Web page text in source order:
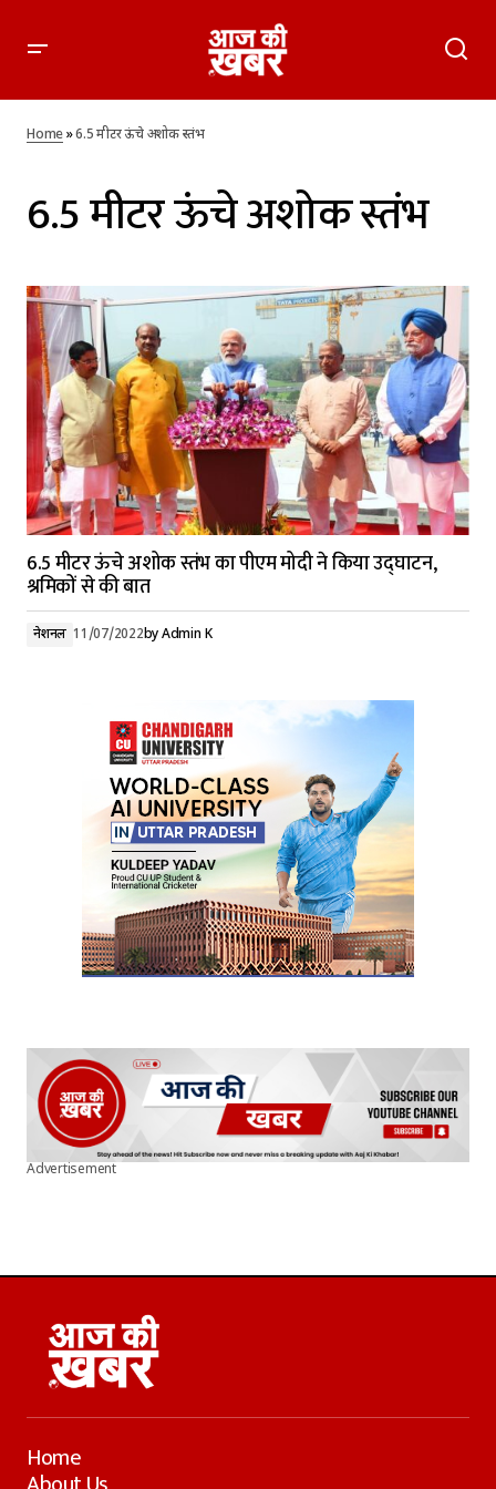
Home»6.5 मीटर ऊंचे अशोक स्तंभ
6.5 मीटर ऊंचे अशोक स्तंभ
6.5 मीटर ऊंचे अशोक स्तंभ का पीएम मोदी ने किया उद्घाटन,
श्रमिकों से की बात
नेशनल 11/07/2022byAdmin K
Advertisement
Home